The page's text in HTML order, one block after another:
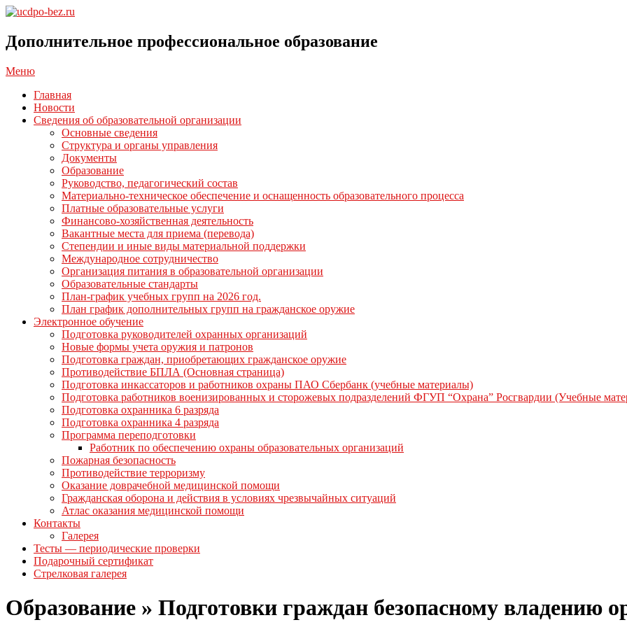
Перейти
содержимому
bez.ru
Дополнительное профессиональное образование
Главное
меню
Меню
Главная
Новости
Сведения об образовательной организации
Основные сведения
Структура и органы управления
Документы
Образование
Руководство, педагогический состав
Материально-техническое обеспечение и оснащенность образовательного процесса
Платные образовательные услуги
Финансово-хозяйственная деятельность
Вакантные места для приема (перевода)
Степендии и иные виды материальной поддержки
Международное сотрудничество
Организация питания в образовательной организации
Образовательные стандарты
План-график учебных групп на 2026 год.
План график дополнительных групп на гражданское оружие
Электронное обучение
Подготовка руководителей охранных организаций
Новые формы учета оружия и патронов
Подготовка граждан, приобретающих гражданское оружие
Противодействие БПЛА (Основная страница)
Подготовка инкассаторов и работников охраны ПАО Сбербанк (учебные материалы)
Подготовка работников военизированных и сторожевых подразделений ФГУП “Охрана” Росгвардии (Учебные
Подготовка охранника 6 разряда
Подготовка охранника 4 разряда
Программа переподготовки
Работник по обеспечению охраны образовательных организаций
Пожарная безопасность
Противодействие терроризму
Оказание доврачебной медицинской помощи
Гражданская оборона и действия в условиях чрезвычайных ситуаций
Атлас оказания медицинской помощи
Контакты
Галерея
Тесты — периодические проверки
Подарочный сертификат
Стрелковая галерея
Образование » Подготовки граждан безопасному владению